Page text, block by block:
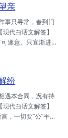
则自陷。 事业：
必须致力，否则损
之，互蒙其利，以
亲
代白话文解签】
遂意。只宜渐进，
节，即有钜利。
心，一切平安。
考试：秋冬大考，
不寻常也，不宜操
纷
代白话文解签】
，一切要“公”平，
模范。 问谋事，